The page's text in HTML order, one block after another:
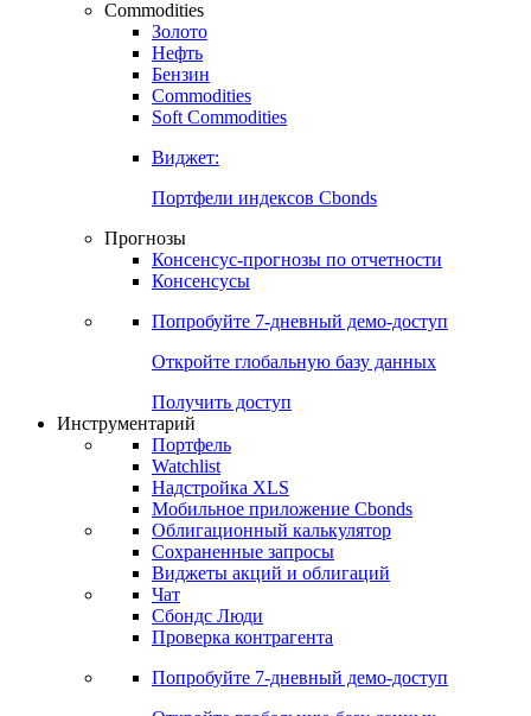
Commodities
Золото
Нефть
Бензин
Commodities
Soft Commodities
Виджет:
Портфели индексов Cbonds
Прогнозы
Консенсус-прогнозы по отчетности
Консенсусы
Попробуйте 7-дневный демо-доступ
Откройте глобальную базу данных
Получить доступ
Инструментарий
Портфель
Watchlist
Надстройка XLS
Мобильное приложение Cbonds
Облигационный калькулятор
Сохраненные запросы
Виджеты акций и облигаций
Чат
Сбондс Люди
Проверка контрагента
Попробуйте 7-дневный демо-доступ